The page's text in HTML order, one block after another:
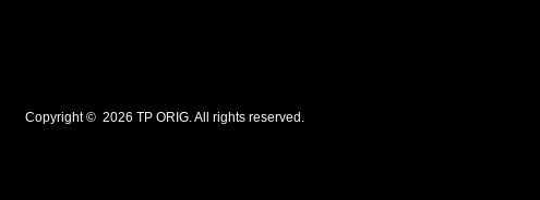
Copyright © 2026 TP ORIG. All rights reserved.